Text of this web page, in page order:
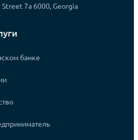
7a 6000, Georgia
банке